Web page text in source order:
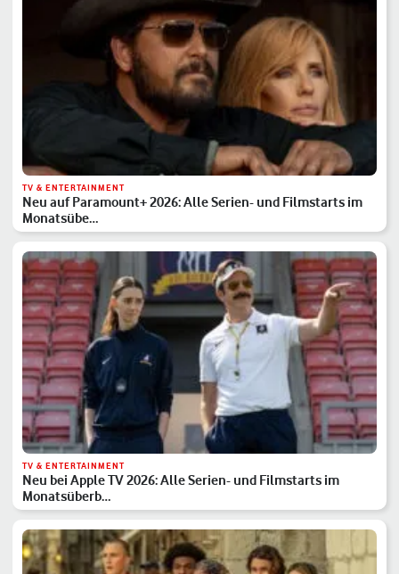
TV & ENTERTAINMENT
Neu auf Paramount+ 2026: Alle Serien- und Filmstarts im
Monatsübe…
TV & ENTERTAINMENT
Neu bei Apple TV 2026: Alle Serien- und Filmstarts im
Monatsüberb…